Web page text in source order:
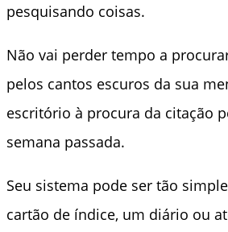
pesquisando coisas.
Não vai perder tempo a
pelos cantos escuros da sua
escritório à procura da citação
semana passada.
Seu sistema pode ser tão
cartão de índice, um diário ou